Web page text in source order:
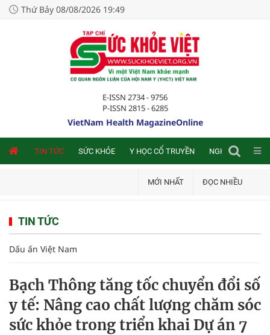
Thứ Bảy 08/08/2026 19:49
E-ISSN 2734 - 9756
P-ISSN 2815 - 6285
VietNam Health MagazineOnline
TIN TỨC SỨC KHỎE Y HỌC CỔ TRUYỀN NGHIÊN CỨU
MỚI NHẤT ĐỌC NHIỀU
TIN TỨC
Dấu ấn Việt Nam
Bạch Thông tăng tốc chuyển đổi số
y tế: Nâng cao chất lượng chăm sóc
sức khỏe trong triển khai Dự án 7